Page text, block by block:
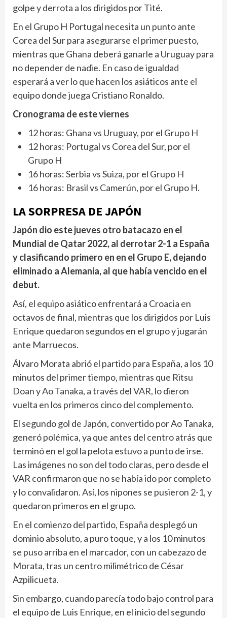
golpe y derrota a los dirigidos por Tité.
En el Grupo H Portugal necesita un punto ante
Corea del Sur para asegurarse el primer puesto,
mientras que Ghana deberá ganarle a Uruguay para
no depender de nadie. En caso de igualdad
esperará a ver lo que hacen los asiáticos ante el
equipo donde juega Cristiano Ronaldo.
Cronograma de este viernes
12 horas: Ghana vs Uruguay, por el Grupo H
12 horas: Portugal vs Corea del Sur, por el
Grupo H
16 horas: Serbia vs Suiza, por el Grupo H
16 horas: Brasil vs Camerún, por el Grupo H.
LA SORPRESA DE JAPÓN
Japón dio este jueves otro batacazo en el
Mundial de Qatar 2022, al derrotar 2-1 a España
y clasificando primero en en el Grupo E, dejando
eliminado a Alemania, al que había vencido en el
debut.
Así, el equipo asiático enfrentará a Croacia en
octavos de final, mientras que los dirigidos por Luis
Enrique quedaron segundos en el grupo y jugarán
ante Marruecos.
Álvaro Morata abrió el partido para España, a los 10
minutos del primer tiempo, mientras que Ritsu
Doan y Ao Tanaka, a través del VAR, lo dieron
vuelta en los primeros cinco del complemento.
El segundo gol de Japón, convertido por Ao Tanaka,
generó polémica, ya que antes del centro atrás que
terminó en el gol la pelota estuvo a punto de irse.
Las imágenes no son del todo claras, pero desde el
VAR confirmaron que no se había ido por completo
y lo convalidaron. Así, los nipones se pusieron 2-1, y
quedaron primeros en el grupo.
En el comienzo del partido, España desplegó un
dominio absoluto, a puro toque, y a los 10 minutos
se puso arriba en el marcador, con un cabezazo de
Morata, tras un centro milimétrico de César
Azpilicueta.
Sin embargo, cuando parecía todo bajo control para
el equipo de Luis Enrique, en el inicio del segundo